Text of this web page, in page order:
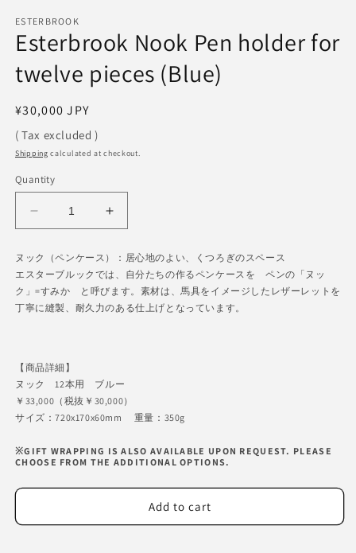
ESTERBROOK
Esterbrook Nook Pen holder for
twelve pieces (Blue)
Regular
price
¥30,000 JPY
( Tax excluded )
Shipping calculated at checkout.
Quantity
Decrease
quantity
for
Esterbrook
Nook
Pen
holder
pieces
(Blue)
Increase
quantity
Esterbrook
Nook
Pen
holder
(Blue)
ヌック（ペンケース）：居心地のよい、くつろぎのスペース
エスターブルックでは、自分たちの作るペンケースを ペンの「ヌッ
ク」=すみか と呼びます。素材は、馬具をイメージしたレザーレットを
丁寧に縫製、耐久力のある仕上げとなっています。
【商品詳細】
ヌック 12本用 ブルー
￥33,000（税抜￥30,000）
サイズ：720x170x60mm 重量：350g
※GIFT WRAPPING IS ALSO AVAILABLE UPON REQUEST. PLEASE
CHOOSE FROM THE ADDITIONAL OPTIONS.
Add to cart